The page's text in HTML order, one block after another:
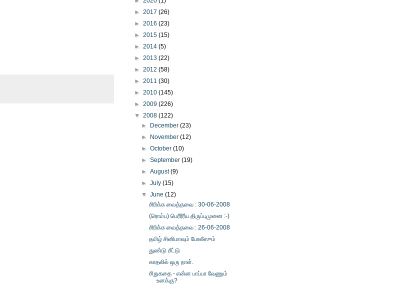
► 2017 (26)
► 2016 (23)
► 2015 (15)
► 2014 (5)
► 2013 (22)
► 2012 (58)
► 2011 (30)
► 2010 (145)
► 2009 (226)
▼ 2008 (122)
►
December(23)
►
November(12)
►October(10)
►September(19)
►August(9)
►July(15)
▼June(12)
சிரிக்க வைத்தவை : 30-06-2008
(ரொம்ப) பெரீரீரீய திருப்புமுனை :-)
சிரிக்க வைத்தவை : 26-06-2008
தமிழ் சினிமாவும் போலீஸும்
துண்டு சீட்டு
காதலில் ஒரு நாள்.
சிறுகதை - என்ன பாப்பா வேணும்
உனக்கு?